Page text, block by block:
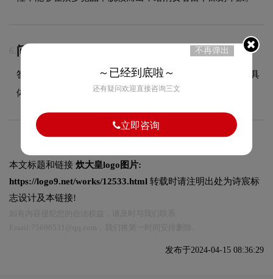
6. 问：LOGO设计周期多久？
答：根据项目复杂程度，设计周期一般为5至22个工作日，具
体时间在签订合同时与您确认。
本文标题和链接 炊大皇logo图片:
https://logo9.net/works/12533.html 转载时请注明出处为诗宸标
志设计及本链接!
发布于2024-04-15 08:36:29
不再弹出
～已经到底啦～
还有疑问欢迎直接咨询三文
立即咨询